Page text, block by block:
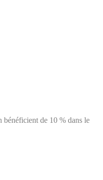
bénéficient de 10 % dans le